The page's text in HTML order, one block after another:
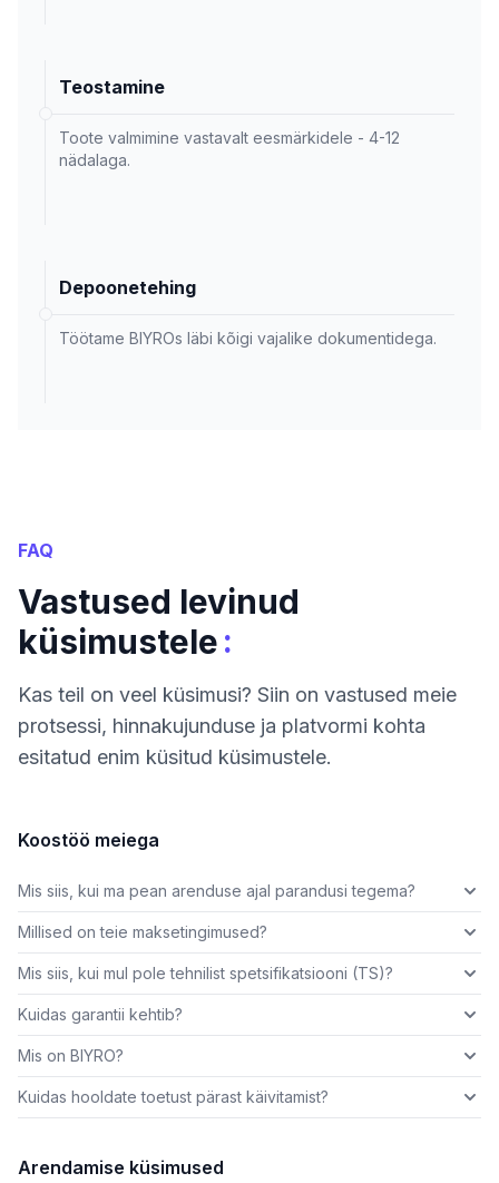
Teostamine
Toote valmimine vastavalt eesmärkidele - 4-12
nädalaga.
Depoonetehing
Töötame BIYROs läbi kõigi vajalike dokumentidega.
FAQ
Vastused levinud
küsimustele:
Kas teil on veel küsimusi? Siin on vastused meie
protsessi, hinnakujunduse ja platvormi kohta
esitatud enim küsitud küsimustele.
Koostöö meiega
Mis siis, kui ma pean arenduse ajal parandusi tegema?
Millised on teie maksetingimused?
Mis siis, kui mul pole tehnilist spetsifikatsiooni (TS)?
Kuidas garantii kehtib?
Mis on BIYRO?
Kuidas hooldate toetust pärast käivitamist?
Arendamise küsimused